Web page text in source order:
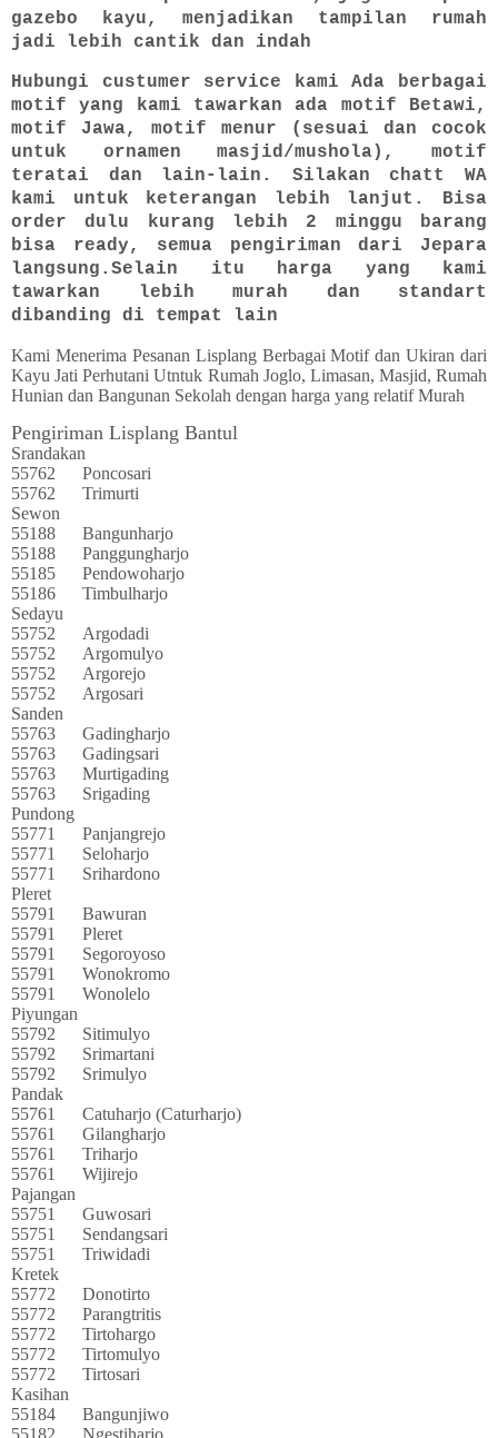
gazebo kayu, menjadikan tampilan rumah
jadi lebih cantik dan indah
Hubungi custumer service kami Ada berbagai
motif yang kami tawarkan ada motif Betawi,
motif Jawa, motif menur (sesuai dan cocok
untuk ornamen masjid/mushola), motif
teratai dan lain-lain. Silakan chatt WA
kami untuk keterangan lebih lanjut. Bisa
order dulu kurang lebih 2 minggu barang
bisa ready, semua pengiriman dari Jepara
langsung.Selain itu harga yang kami
tawarkan lebih murah dan standart
dibanding di tempat lain
Kami Menerima Pesanan Lisplang Berbagai Motif dan Ukiran dari
Kayu Jati Perhutani Utntuk Rumah Joglo, Limasan, Masjid, Rumah
Hunian dan Bangunan Sekolah dengan harga yang relatif Murah
Pengiriman Lisplang Bantul
Srandakan
55762
Poncosari
55762
Trimurti
Sewon
55188
Bangunharjo
55188
Panggungharjo
55185
Pendowoharjo
55186
Timbulharjo
Sedayu
55752
Argodadi
55752
Argomulyo
55752
Argorejo
55752
Argosari
Sanden
55763
Gadingharjo
55763
Gadingsari
55763
Murtigading
55763
Srigading
Pundong
55771
Panjangrejo
55771
Seloharjo
55771
Srihardono
Pleret
55791
Bawuran
55791
Pleret
55791
Segoroyoso
55791
Wonokromo
55791
Wonolelo
Piyungan
55792
Sitimulyo
55792
Srimartani
55792
Srimulyo
Pandak
55761
Catuharjo (Caturharjo)
55761
Gilangharjo
55761
Triharjo
55761
Wijirejo
Pajangan
55751
Guwosari
55751
Sendangsari
55751
Triwidadi
Kretek
55772
Donotirto
55772
Parangtritis
55772
Tirtohargo
55772
Tirtomulyo
55772
Tirtosari
Kasihan
55184
Bangunjiwo